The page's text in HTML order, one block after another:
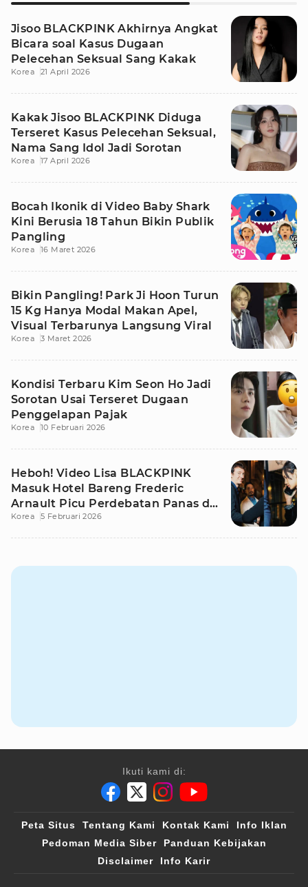
Jisoo BLACKPINK Akhirnya Angkat
Bicara soal Kasus Dugaan
Pelecehan Seksual Sang Kakak
Korea 21 April 2026
Kakak Jisoo BLACKPINK Diduga
Terseret Kasus Pelecehan Seksual,
Nama Sang Idol Jadi Sorotan
Korea 17 April 2026
Bocah Ikonik di Video Baby Shark
Kini Berusia 18 Tahun Bikin Publik
Pangling
Korea 16 Maret 2026
Bikin Pangling! Park Ji Hoon Turun
15 Kg Hanya Modal Makan Apel,
Visual Terbarunya Langsung Viral
Korea 3 Maret 2026
Kondisi Terbaru Kim Seon Ho Jadi
Sorotan Usai Terseret Dugaan
Penggelapan Pajak
Korea 10 Februari 2026
Heboh! Video Lisa BLACKPINK
Masuk Hotel Bareng Frederic
Arnault Picu Perdebatan Panas di
Medsos
Korea 5 Februari 2026
Ikuti kami di:
Peta Situs Tentang Kami Kontak Kami
Info Iklan
Pedoman Media Siber
Panduan Kebijakan
Disclaimer
Info Karir